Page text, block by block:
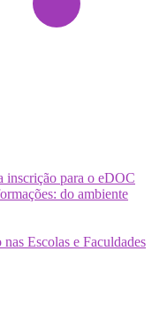
inscrição para o eDOC
do ambiente
Escolas e Faculdades